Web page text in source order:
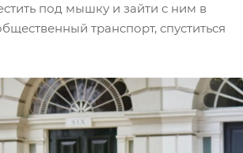
под мышку и зайти с ним в
транспорт, спуститься